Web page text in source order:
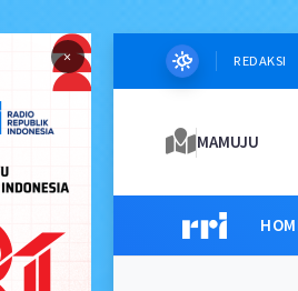
× REDAKSI
MAMUJU